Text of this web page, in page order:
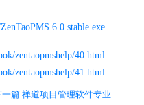
zentaopmshelp/40.html
zentaopmshelp/41.html
下一篇 禅道项目管理软件专业版4.0.beta1版本发布！